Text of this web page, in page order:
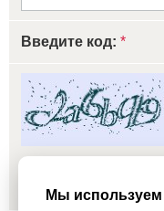
Введите код: *
Мы